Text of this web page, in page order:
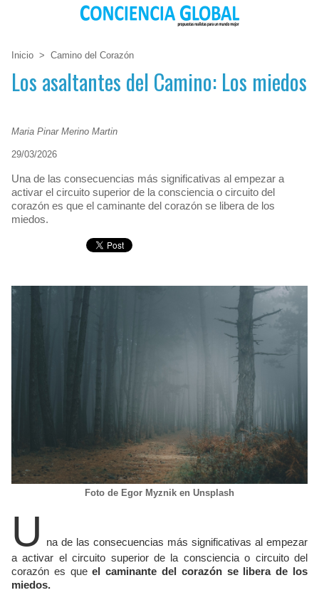
Inicio > Camino del Corazón
Los asaltantes del Camino: Los miedos
Maria Pinar Merino Martin
29/03/2026
Una de las consecuencias más significativas al empezar a
activar el circuito superior de la consciencia o circuito del
corazón es que el caminante del corazón se libera de los
miedos.
Foto de Egor Myznik en Unsplash
U
na de las consecuencias más significativas al empezar
a activar el circuito superior de la consciencia o circuito del
corazón es queel caminante del corazón se libera de los
miedos.